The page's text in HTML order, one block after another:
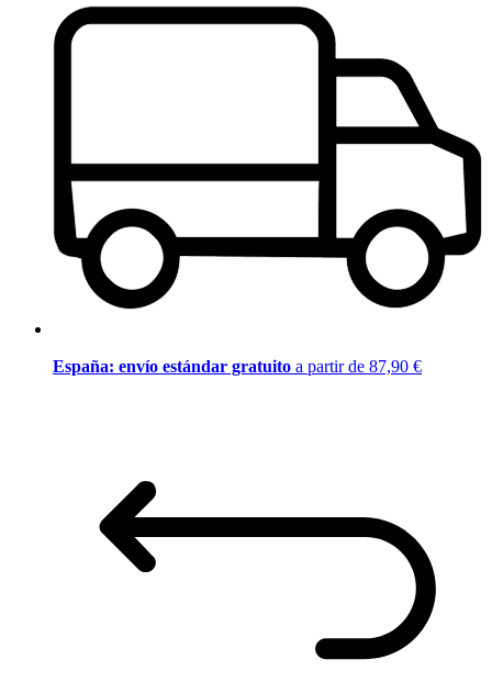
España: envío estándar gratuito a partir de 87,90 €